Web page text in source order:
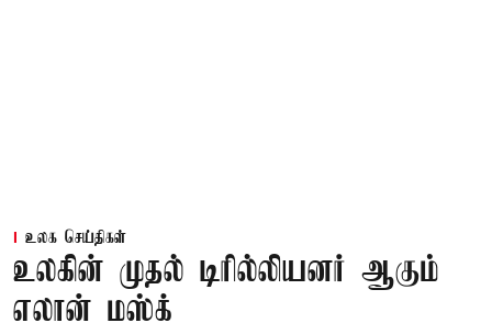
உலக செய்திகள்
உலகின் முதல் டிரில்லியனர் ஆகும்
எலான் மஸ்க்